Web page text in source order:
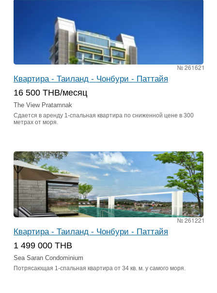
№ 261621
Квартира - Таиланд - Чонбури - Паттайя
16 500 THB/месяц
The View Pratamnak
Сдается в аренду 1-спальная квартира по сниженной цене в 300
метрах от моря.
№ 261221
Квартира - Таиланд - Чонбури - Паттайя
1 499 000 THB
Sea Saran Condominium
Потрясающая 1-спальная квартира от 34 кв. м. у самого моря.